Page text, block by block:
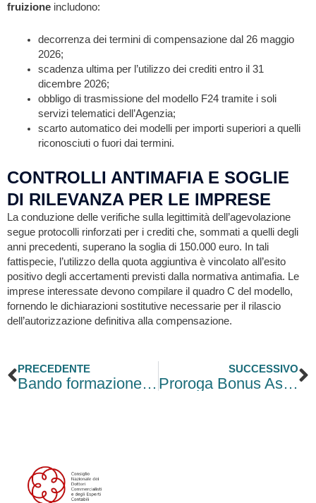
fruizione includono:
decorrenza dei termini di compensazione dal 26 maggio
2026;
scadenza ultima per l’utilizzo dei crediti entro il 31
dicembre 2026;
obbligo di trasmissione del modello F24 tramite i soli
servizi telematici dell’Agenzia;
scarto automatico dei modelli per importi superiori a quelli
riconosciuti o fuori dai termini.
CONTROLLI ANTIMAFIA E SOGLIE
DI RILEVANZA PER LE IMPRESE
La conduzione delle verifiche sulla legittimità dell’agevolazione
segue protocolli rinforzati per i crediti che, sommati a quelli degli
anni precedenti, superano la soglia di 150.000 euro. In tali
fattispecie, l’utilizzo della quota aggiuntiva è vincolato all’esito
positivo degli accertamenti previsti dalla normativa antimafia. Le
imprese interessate devono compilare il quadro C del modello,
fornendo le dichiarazioni sostitutive necessarie per il rilascio
dell’autorizzazione definitiva alla compensazione.
Precedente
PRECEDENTE
Bando formazione PMI Mezzogiorno: slittano ad aprile i 50 milioni del MIMIT
SUCCESSIVO
Proroga Bonus Assunzioni DL Coesione a due velocità per donne, giovani e ZES